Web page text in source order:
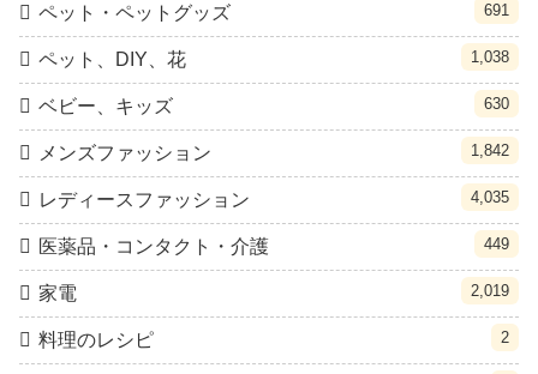
ペット・ペットグッズ 691
ペット、DIY、花 1,038
ベビー、キッズ 630
メンズファッション 1,842
レディースファッション 4,035
医薬品・コンタクト・介護 449
家電 2,019
料理のレシピ 2